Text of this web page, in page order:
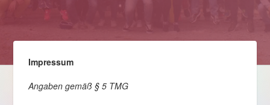
Impressum
Angaben gemäß § 5 TMG